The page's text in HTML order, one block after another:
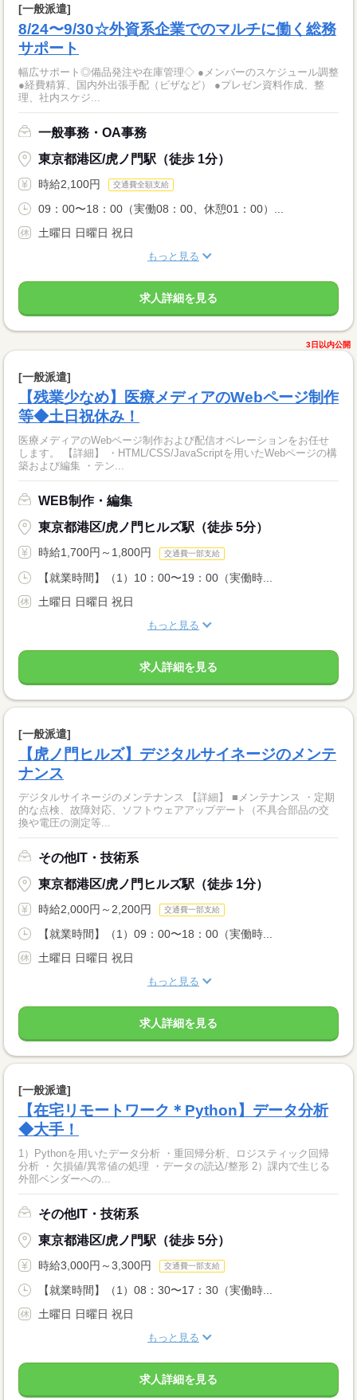
[一般派遣]
8/24〜9/30☆外資系企業でのマルチに働く総務
サポート
幅広サポート◎備品発注や在庫管理◇ ●メンバーのスケジュール調整
●経費精算、国内外出張手配（ビザなど） ●プレゼン資料作成、整
理、社内スケジ...
一般事務・OA事務
東京都港区/虎ノ門駅（徒歩 1分）
時給2,100円 交通費全額支給
09：00〜18：00（実働08：00、休憩01：00）...
土曜日 日曜日 祝日
もっと見る
求人詳細を見る
3日以内公開
[一般派遣]
【残業少なめ】医療メディアのWebページ制作
等◆土日祝休み！
医療メディアのWebページ制作および配信オペレーションをお任せ
します。 【詳細】 ・HTML/CSS/JavaScriptを用いたWebページの構
築および編集 ・テン...
WEB制作・編集
東京都港区/虎ノ門ヒルズ駅（徒歩 5分）
時給1,700円～1,800円 交通費一部支給
【就業時間】（1）10：00〜19：00（実働時...
土曜日 日曜日 祝日
もっと見る
求人詳細を見る
[一般派遣]
【虎ノ門ヒルズ】デジタルサイネージのメンテ
ナンス
デジタルサイネージのメンテナンス 【詳細】 ■メンテナンス ・定期
的な点検、故障対応、ソフトウェアアップデート（不具合部品の交
換や電圧の測定等...
その他IT・技術系
東京都港区/虎ノ門ヒルズ駅（徒歩 1分）
時給2,000円～2,200円 交通費一部支給
【就業時間】（1）09：00〜18：00（実働時...
土曜日 日曜日 祝日
もっと見る
求人詳細を見る
[一般派遣]
【在宅リモートワーク＊Python】データ分析
◆大手！
1）Pythonを用いたデータ分析 ・重回帰分析、ロジスティック回帰
分析 ・欠損値/異常値の処理 ・データの読込/整形 2）課内で生じる
外部ベンダーへの...
その他IT・技術系
東京都港区/虎ノ門駅（徒歩 5分）
時給3,000円～3,300円 交通費一部支給
【就業時間】（1）08：30〜17：30（実働時...
土曜日 日曜日 祝日
もっと見る
求人詳細を見る